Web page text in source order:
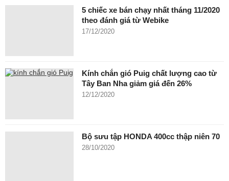
5 chiếc xe bán chạy nhất tháng 11/2020
theo đánh giá từ Webike
17/12/2020
Kính chắn gió Puig chất lượng cao từ
Tây Ban Nha giảm giá đến 26%
12/12/2020
Bộ sưu tập HONDA 400cc thập niên 70
28/10/2020